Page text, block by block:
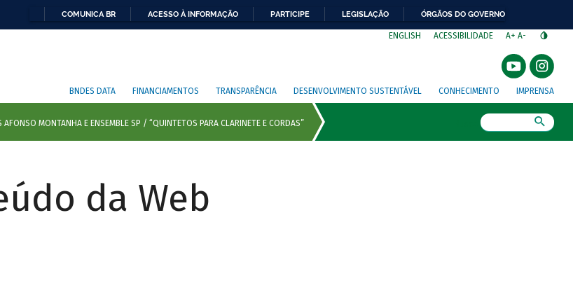
COMUNICA BR ACESSO À INFORMAÇÃO PARTICIPE LEGISLAÇÃO ÓRGÃOS DO GOVERNO
ENGLISH ACESSIBILIDADE A+ A-
BNDES DATA FINANCIAMENTOS TRANSPARÊNCIA DESENVOLVIMENTO SUSTENTÁVEL CONHECIMENTO IMPRENSA
da Web